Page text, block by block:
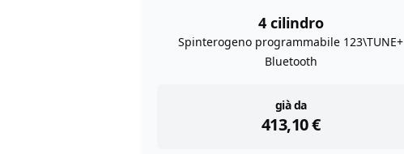
4 cilindro
Spinterogeno programmabile 123\TUNE+
Bluetooth
già da
413,10€
instock